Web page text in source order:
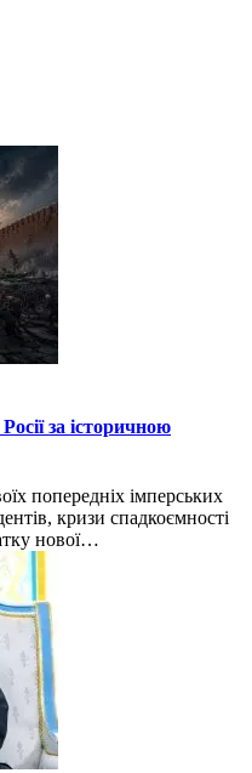
за історичною
попередніх імперських
кризи спадкоємності
нової…